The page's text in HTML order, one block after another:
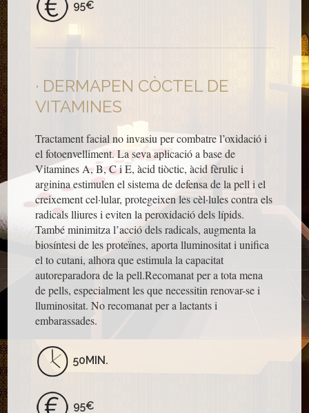
95€
DERMAPEN CÒCTEL DE
VITAMINES
Tractament facial no invasiu per combatre l’oxidació i
el fotoenvelliment. La seva aplicació a base de
Vitamines A, B, C i E, àcid tiòctic, àcid fèrulic i
arginina estimulen el sistema de defensa de la pell i el
creixement cel·lular, protegeixen les cèl·lules contra els
radicals lliures i eviten la peroxidació dels lípids.
També minimitza l’acció dels radicals, augmenta la
biosíntesi de les proteïnes, aporta lluminositat i unifica
el to cutani, alhora que estimula la capacitat
autoreparadora de la pell.Recomanat per a tota mena
de pells, especialment les que necessitin renovar-se i
lluminositat. No recomanat per a lactants i
embarassades.
50MIN.
95€